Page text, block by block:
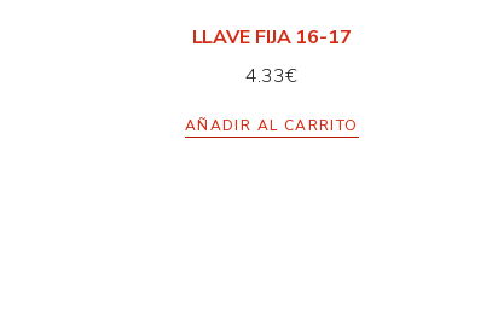
LLAVE FIJA 16-17
4.33€
AÑADIR AL CARRITO